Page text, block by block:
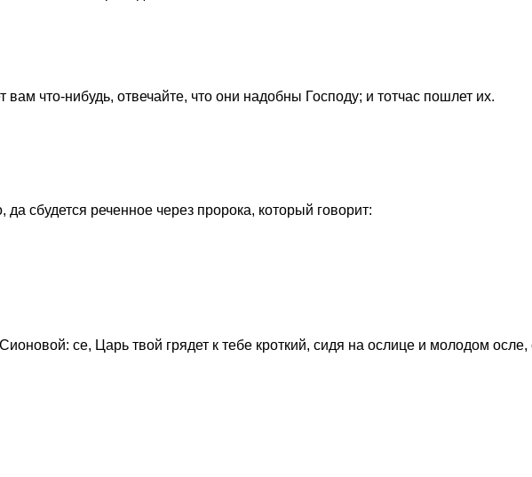
вам что-нибудь, отвечайте, что они надобны Господу; и тотчас пошлет их.
сбудется реченное через пророка, который говорит:
се, Царь твой грядет к тебе кроткий, сидя на ослице и молодом